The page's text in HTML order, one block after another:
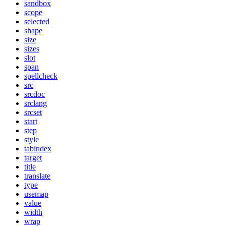
sandbox
scope
selected
shape
size
sizes
slot
span
spellcheck
src
srcdoc
srclang
srcset
start
step
style
tabindex
target
title
translate
type
usemap
value
width
wrap